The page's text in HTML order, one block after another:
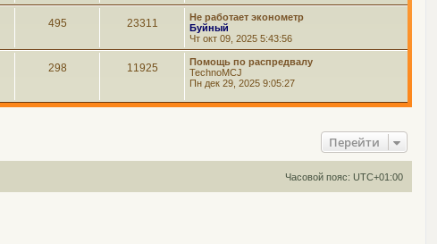
495 23311
Не работает эконометр
Буйный
Чт окт 09, 2025 5:43:56
298 11925
Помощь по распредвалу
TechnoMCJ
Пн дек 29, 2025 9:05:27
Перейти
Часовой пояс: UTC+01:00